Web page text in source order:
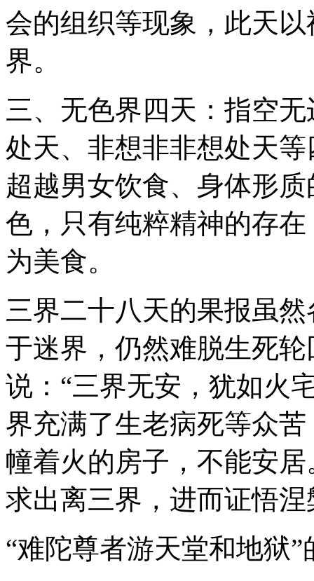
会的组织等现象，此天
界。
三、无色界四天：指空
处天、非想非非想处天
超越男女饮食、身体形
色，只有纯粹精神的存
为美食。
三界二十八天的果报虽
于迷界，仍然难脱生死
说：“三界无安，犹如火
界充满了生老病死等众
幢着火的房子，不能安
求出离三界，进而证悟
“难陀尊者游天堂和地狱”